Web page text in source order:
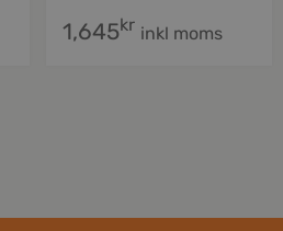
1,645kr inkl moms